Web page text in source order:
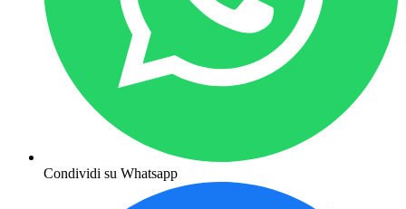
Condividi su Whatsapp